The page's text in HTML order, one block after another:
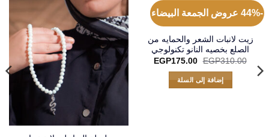
-44% عروض الجمعة البيضاء
زيت لانبات الشعر والحمايه من
الصلع بخصيه النانو تكنولوجي
EGP310.00
السعر
هو:
EGP310.00.
EGP175.00
السعر
EGP175.00.
إضافة إلى السلة